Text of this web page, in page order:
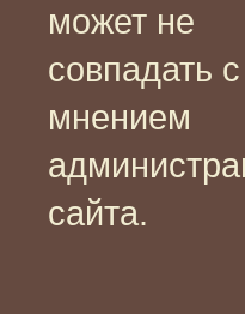
может не
совпадать с
мнением
сайта.